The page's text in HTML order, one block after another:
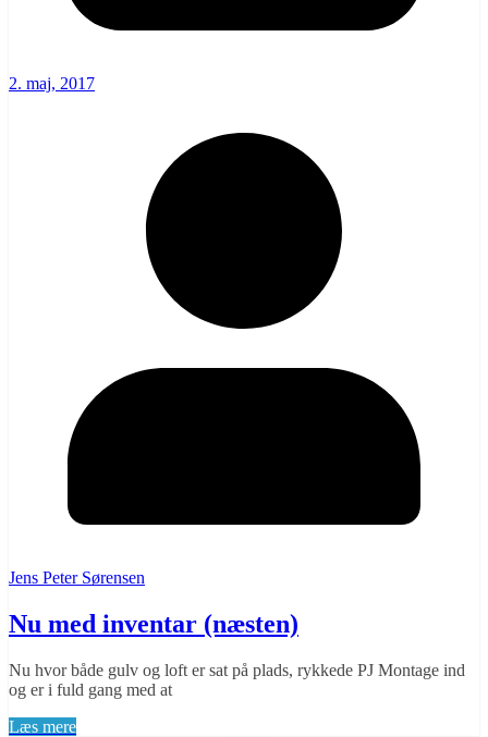
2. maj, 2017
Jens Peter Sørensen
Nu med inventar (næsten)
Nu hvor både gulv og loft er sat på plads, rykkede PJ Montage ind
og er i fuld gang med at
Læs mere